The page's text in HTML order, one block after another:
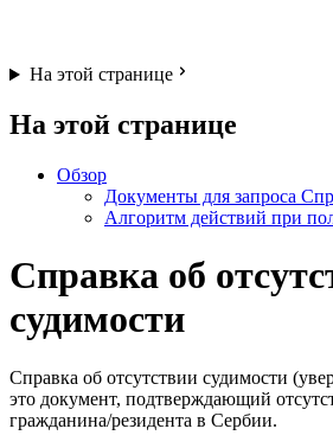
На этой странице
На этой странице
Обзор
Документы для запроса
Алгоритм действий при
Справка об
судимости
Справка об отсутствии судимости
это документ, подтверждающий
гражданина/резидента в Сербии.